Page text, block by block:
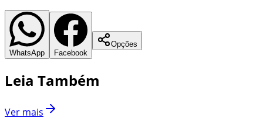
WhatsApp Facebook
Opções
Leia Também
Ver mais